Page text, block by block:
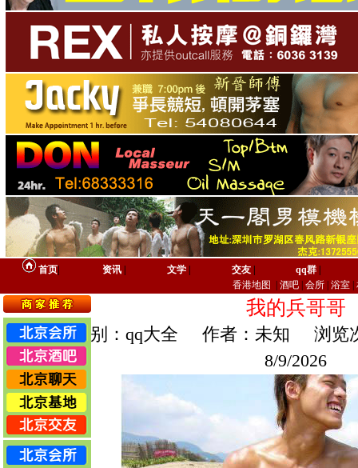
首页| 资讯 文学 交友 qq群|
香港地图
酒吧 会所 浴室
我的兵哥哥
文章类别：qq大全 作者：未知 浏览
8/9/2026